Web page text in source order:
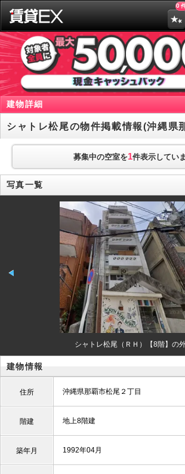
0
建物詳細
シャトレ松尾の物件掲載情報(沖縄県
募集中の空室を1件表示してい
写真一覧
シャトレ松尾（ＲＨ）【8階】の
建物情報
住所 沖縄県那覇市松尾２丁目
階建 地上8階建
築年月 1992年04月